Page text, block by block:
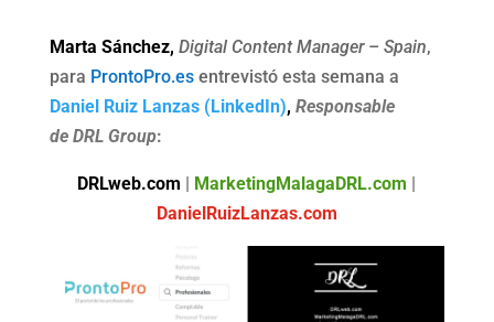
Marta Sánchez, Digital Content Manager – Spain,
para ProntoPro.esentrevistó esta semana a
Daniel Ruiz Lanzas (LinkedIn), Responsable
de DRL Group:
DRLweb.com | MarketingMalagaDRL.com |
DanielRuizLanzas.com